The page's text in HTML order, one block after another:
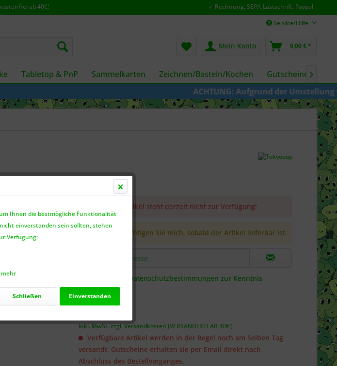
ab 40€!
✓ Rechnung, SEPA-Lastschrift, Paypal
Service/Hilfe
Mein Konto 0,00 € *
Tabletop & PnP Sammelkarten Zeichnen/Basteln/Kochen Gutscheine 
ACHTUNG: Aufgrund der Umstellung
Dieser Artikel steht derzeit nicht zur Verfügung!
Benachrichtigen Sie mich, sobald der Artikel lieferbar ist.
Datenschutzbestimmungen zur Kenntnis
genommen.
inkl. MwSt.zzgl. Versandkosten (VERSANDFREI AB 40€!)
Verfügbare Artikel werden in der Regel noch am Selben Tag
versandt. Gutscheine erhalten sie per Email direkt nach
Abschluss des Bestellvorganges.
Ihnen die bestmögliche Funktionalität
einverstanden sein sollten, stehen
Verfügung:
Einverstanden
Schließen